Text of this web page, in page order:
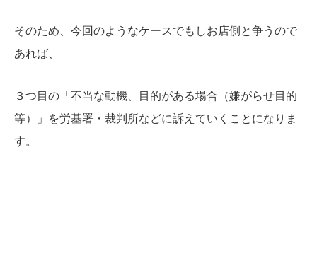
そのため、今回のようなケースでもしお店側と争うので
あれば、
３つ目の「不当な動機、目的がある場合（嫌がらせ目的
等）」を労基署・裁判所などに訴えていくことになりま
す。